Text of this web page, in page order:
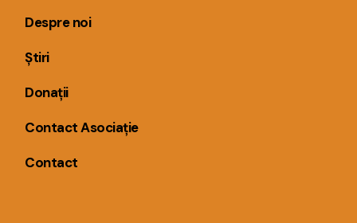
Despre noi
Știri
Donații
Contact Asociație
Contact